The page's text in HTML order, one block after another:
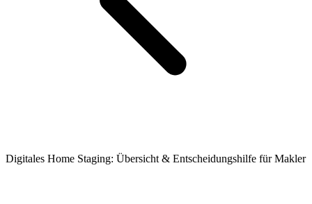
Digitales Home Staging: Übersicht & Entscheidungshilfe für Makler